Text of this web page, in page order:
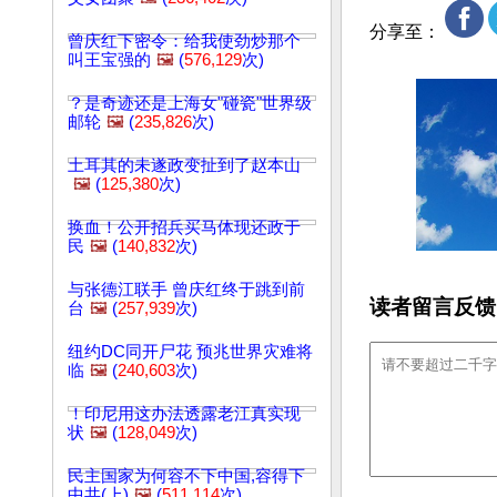
曾庆红下密令：给我使劲炒那个
叫王宝强的 🖼️ (576,129次)
？是奇迹还是上海女"碰瓷"世界级
邮轮 🖼️ (235,826次)
土耳其的未遂政变扯到了赵本山
🖼️ (125,380次)
换血！公开招兵买马体现还政于
民 🖼️ (140,832次)
与张德江联手 曾庆红终于跳到前
台 🖼️ (257,939次)
纽约DC同开尸花 预兆世界灾难将
临 🖼️ (240,603次)
！印尼用这办法透露老江真实现
状 🖼️ (128,049次)
民主国家为何容不下中国,容得下
分享至：
读者留言反